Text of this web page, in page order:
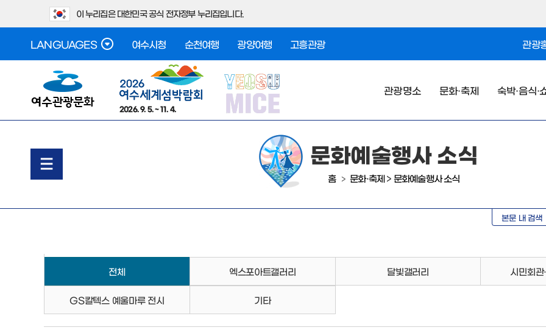
이 누리집은 대한민국 공식 전자정부 누리집입니다.
LANGUAGES 여수시청 순천여행 광양여행 고흥관광 관광
2026. 9. 5. ~ 11. 4.
관광명소 문화·축제 숙박·음식·
문화예술행사 소식
홈 > 문화·축제 > 문화예술행사 소식
본문 내 검색
전체 엑스포아트갤러리 달빛갤러리 시민회
GS칼텍스 예울마루 전시 기타